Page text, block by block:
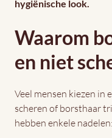
hygiënische look.
Waarom
en niet
Veel mensen kiezen
scheren of borsthaar
hebben enkele nadelen: